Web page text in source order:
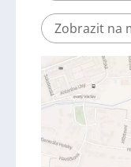
Zobrazit na